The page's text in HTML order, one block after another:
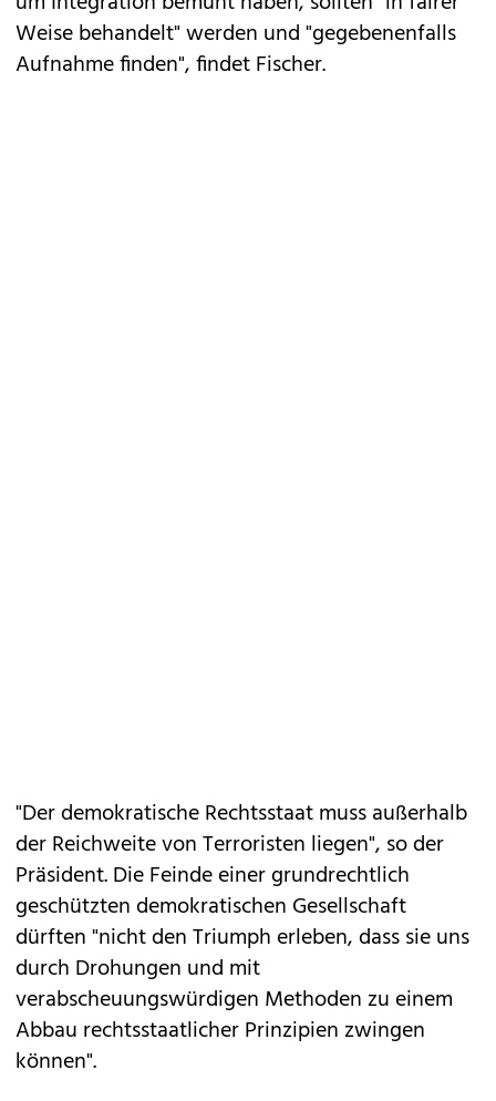
Weise behandelt" werden und "gegebenenfalls
Aufnahme finden", findet Fischer.
"Der demokratische Rechtsstaat muss außerhalb
der Reichweite von Terroristen liegen", so der
Präsident. Die Feinde einer grundrechtlich
geschützten demokratischen Gesellschaft
dürften "nicht den Triumph erleben, dass sie uns
durch Drohungen und mit
verabscheuungswürdigen Methoden zu einem
Abbau rechtsstaatlicher Prinzipien zwingen
können".